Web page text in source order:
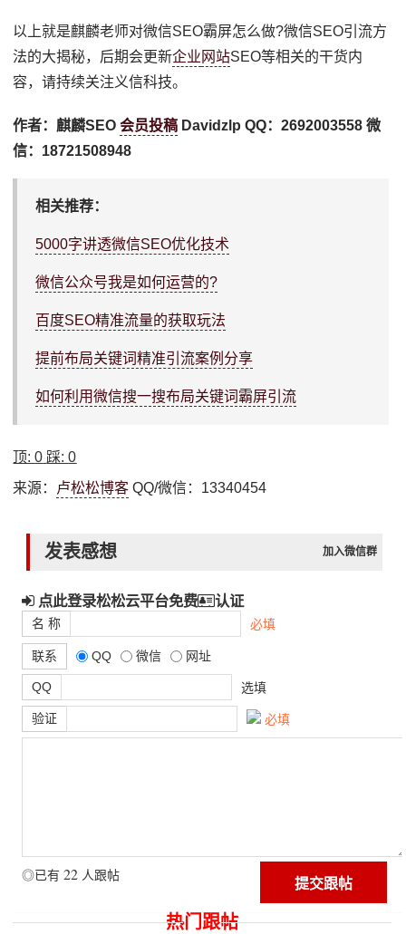
以上就是麒麟老师对微信SEO霸屏怎么做?微信SEO引流方
法的大揭秘，后期会更新企业 网站SEO等相关的干货内
容，请持续关注义信科技。
作者：麒麟SEO会员投稿 Davidzlp QQ：2692003558 微
信：18721508948
相关推荐：
5000字讲透微信SEO优化技术
微信公众号我是如何运营的?
百度SEO精准流量的获取玩法
提前布局关键词精准引流案例分享
如何利用微信搜一搜布局关键词霸屏引流
顶:0 踩:0
来源： 卢松松博客 QQ/微信：13340454
发表感想 加入微信群
点此登录松松云平台免费 认证
名 称 必填
联系 QQ 微信 网址
QQ 选填
验证 必填
◎已有 22 人跟帖
热门跟帖